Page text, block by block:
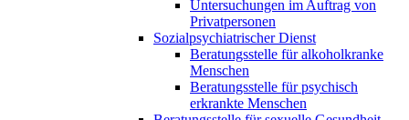
Untersuchungen im Auftrag von
Privatpersonen
Sozialpsychiatrischer Dienst
Beratungsstelle für alkoholkranke
Menschen
Beratungsstelle für psychisch
erkrankte Menschen